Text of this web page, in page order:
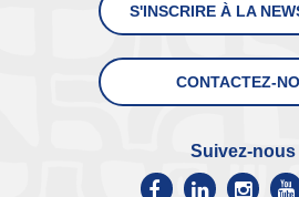
S'INSCRIRE À LA
CONTACTEZ-
Suivez-nous